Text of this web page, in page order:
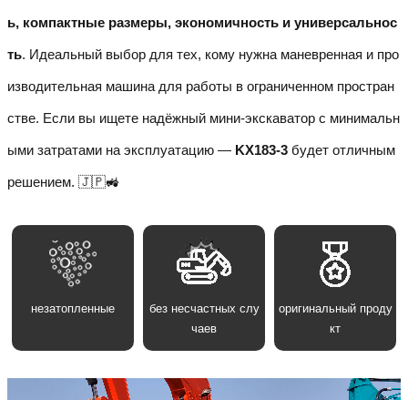
ь, компактные размеры, экономичность и универсальнос
ть. Идеальный выбор для тех, кому нужна маневренная и про
изводительная машина для работы в ограниченном простран
стве. Если вы ищете надёжный мини-экскаватор с минимальн
ыми затратами на эксплуатацию — KX183-3 будет отличным
решением. 🇯🇵🚜
незатопленные
без несчастных слу
чаев
оригинальный проду
кт